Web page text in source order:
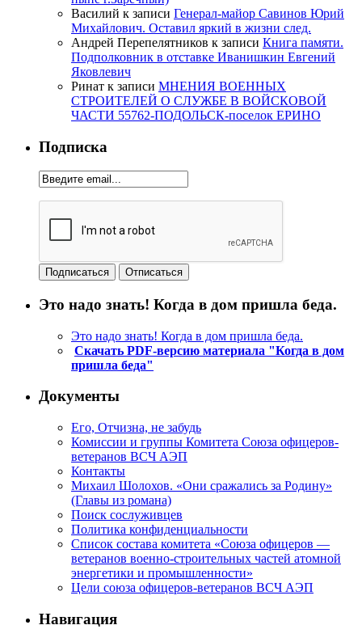
Василий к записи Генерал-майор Савинов Юрий
Михайлович. Оставил яркий в жизни след.
Андрей Перепелятников к записи Книга памяти.
Подполковник в отставке Иванишкин Евгений
Яковлевич
Ринат к записи МНЕНИЯ ВОЕННЫХ
СТРОИТЕЛЕЙ О СЛУЖБЕ В ВОЙСКОВОЙ
ЧАСТИ 55762-ПОДОЛЬСК-поселок ЕРИНО
Подписка
Это надо знать! Когда в дом пришла беда.
Это надо знать! Когда в дом пришла беда.
Скачать PDF-версию материала "Когда в дом
пришла беда"
Документы
Его, Отчизна, не забудь
Комиссии и группы Комитета Союза офицеров-
ветеранов ВСЧ АЭП
Контакты
Михаил Шолохов. «Они сражались за Родину»
(Главы из романа)
Поиск сослуживцев
Политика конфиденциальности
Список состава комитета «Союза офицеров —
ветеранов военно-строительных частей атомной
энергетики и промышленности»
Цели союза офицеров-ветеранов ВСЧ АЭП
Навигация